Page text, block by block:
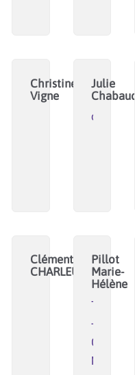
Christine
Vigne
Julie
Chabaud
opteos
Clément
CHARLEUX
Pillot
Marie-
Hélène
Tempoco
-
CAE
Mine